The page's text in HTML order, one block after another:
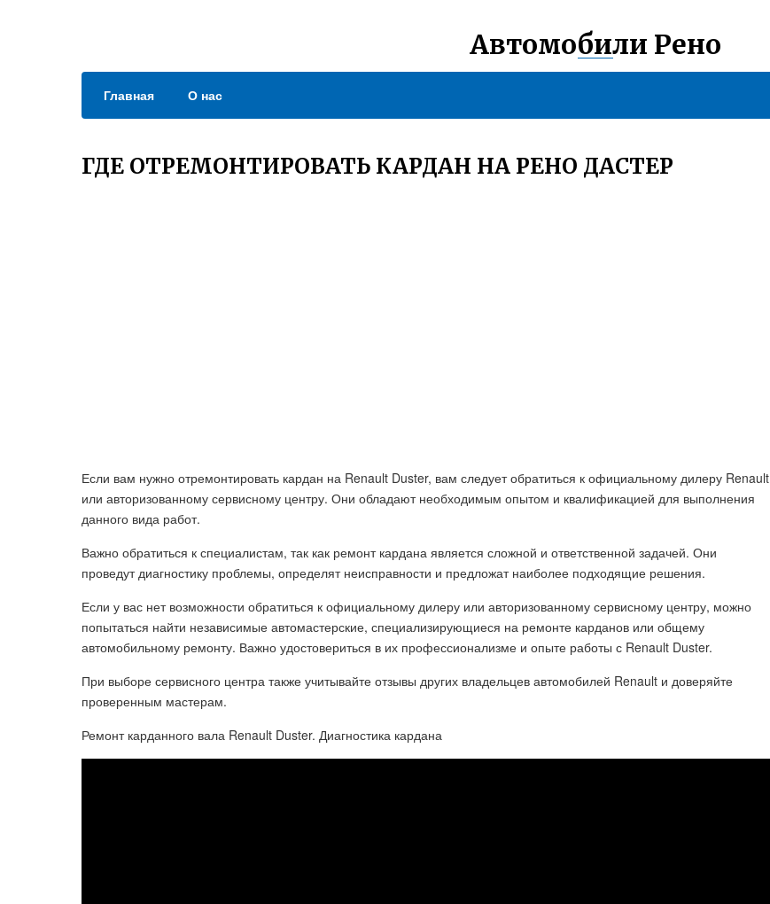
Автомобили Рено
Главная О нас
ГДЕ ОТРЕМОНТИРОВАТЬ КАРДАН НА РЕНО ДАСТЕР
Если вам нужно отремонтировать кардан на Renault Duster, вам следует обратиться к официальному дилеру Renault
или авторизованному сервисному центру. Они обладают необходимым опытом и квалификацией для выполнения
данного вида работ.
Важно обратиться к специалистам, так как ремонт кардана является сложной и ответственной задачей. Они
проведут диагностику проблемы, определят неисправности и предложат наиболее подходящие решения.
Если у вас нет возможности обратиться к официальному дилеру или авторизованному сервисному центру, можно
попытаться найти независимые автомастерские, специализирующиеся на ремонте карданов или общему
автомобильному ремонту. Важно удостовериться в их профессионализме и опыте работы с Renault Duster.
При выборе сервисного центра также учитывайте отзывы других владельцев автомобилей Renault и доверяйте
проверенным мастерам.
Ремонт карданного вала Renault Duster. Диагностика кардана